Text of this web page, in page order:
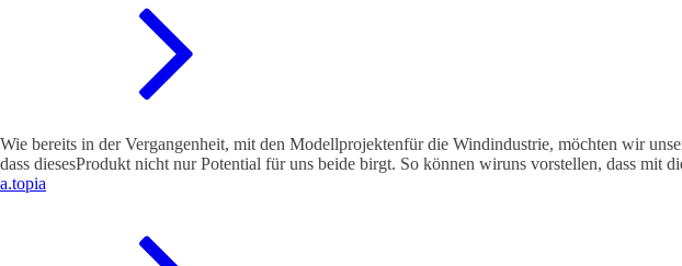
Wie bereits in der Vergangenheit, mit den Modellprojektenfür die Windindustrie, möchten wir
dass diesesProdukt nicht nur Potential für uns beide birgt. So können wiruns vorstellen, dass
a.topia